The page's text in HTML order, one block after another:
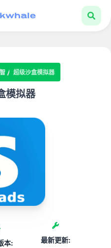
超级沙盒模拟器
模拟器
本: 最新更新: